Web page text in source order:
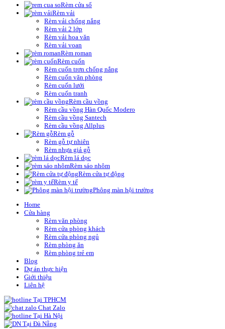
Rèm cửa sổ
Rèm vải
Rèm vải chống nắng
Rèm vải 2 lớp
Rèm vải hoa văn
Rèm vải voan
Rèm roman
Rèm cuốn
Rèm cuốn trơn chống nắng
Rèm cuốn văn phòng
Rèm cuốn lưới
Rèm cuốn tranh
Rèm cầu vồng
Rèm cầu vồng Hàn Quốc Modero
Rèm cầu vồng Santech
Rèm cầu vồng Allplus
Rèm gỗ
Rèm gỗ tự nhiên
Rèm nhựa giả gỗ
Rèm lá dọc
Rèm sáo nhôm
Rèm cửa tự động
Rèm y tế
Phông màn hội trường
Home
Cửa hàng
Rèm văn phòng
Rèm cửa phòng khách
Rèm cửa phòng ngủ
Rèm phòng ăn
Rèm phòng trẻ em
Blog
Dự án thực hiện
Giới thiệu
Liên hệ
Tại TPHCM
Chat Zalo
Tại Hà Nội
Tại Đà Nẵng